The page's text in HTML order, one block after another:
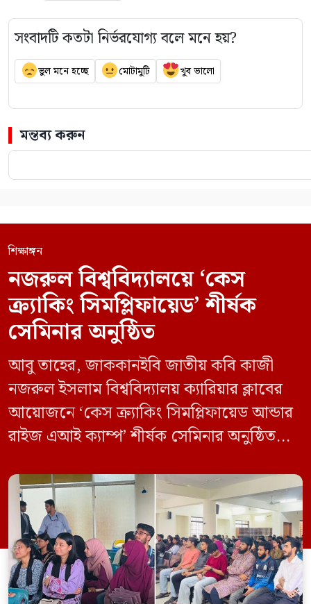
সংবাদটি কতটা নির্ভরযোগ্য বলে মনে হয়?
ভুল মনে হচ্ছে মোটামুটি খুব ভালো
মন্তব্য করুন
শিক্ষাঙ্গন
নজরুল বিশ্ববিদ্যালয়ে ‘কেস
ক্র্যাকিং সিমপ্লিফায়েড’ শীর্ষক
সেমিনার অনুষ্ঠিত
আবু তাহের, জাককানইবি জাতীয় কবি কাজী
নজরুল ইসলাম বিশ্ববিদ্যালয় ক্যারিয়ার ক্লাবের
আয়োজনে ‘কেস ক্র্যাকিং সিমপ্লিফায়েড আন্ডার
রাইজ এআই ক্যাম্প’ শীর্ষক সেমিনার অনুষ্ঠিত
কেন্দ্রীয় লাইব্রেরির নবযুগ কনফারেন্স রুমে এ
সেমিনারের আয়োজন করা হয়। এআই ক্যাম্পের
উদ্যোগে আয়োজিত সেমিনারে প্রধান আলোচক
হিসেবে উপস্থিত ছিলেন রাইজের ডিজিটাল গ্রোথ
হ্যাক ম্যানেজার মো. ইয়াসিন আরাফাত। […]